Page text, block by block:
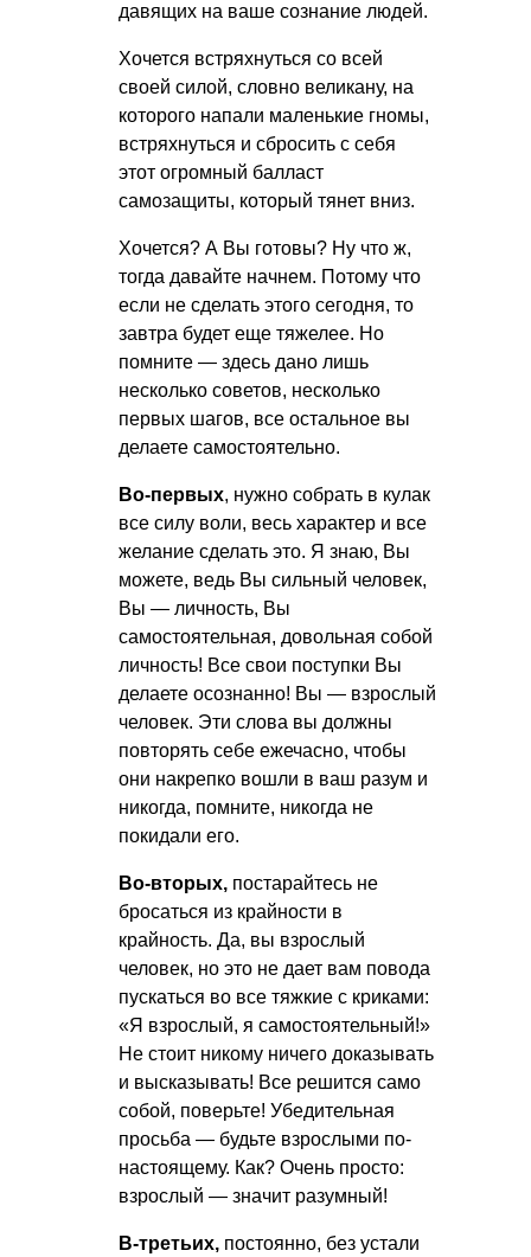
давящих на ваше сознание людей.
Хочется встряхнуться со всей
своей силой, словно великану, на
которого напали маленькие гномы,
встряхнуться и сбросить с себя
этот огромный балласт
самозащиты, который тянет вниз.
Хочется? А Вы готовы? Ну что ж,
тогда давайте начнем. Потому что
если не сделать этого сегодня, то
завтра будет еще тяжелее. Но
помните — здесь дано лишь
несколько советов, несколько
первых шагов, все остальное вы
делаете самостоятельно.
Во-первых, нужно собрать в кулак
все силу воли, весь характер и все
желание сделать это. Я знаю, Вы
можете, ведь Вы сильный человек,
Вы — личность, Вы
самостоятельная, довольная собой
личность! Все свои поступки Вы
делаете осознанно! Вы — взрослый
человек. Эти слова вы должны
повторять себе ежечасно, чтобы
они накрепко вошли в ваш разум и
никогда, помните, никогда не
покидали его.
Во-вторых, постарайтесь не
бросаться из крайности в
крайность. Да, вы взрослый
человек, но это не дает вам повода
пускаться во все тяжкие с криками:
«Я взрослый, я самостоятельный!»
Не стоит никому ничего доказывать
и высказывать! Все решится само
собой, поверьте! Убедительная
просьба — будьте взрослыми по-
настоящему. Как? Очень просто:
взрослый — значит разумный!
В-третьих, постоянно, без устали